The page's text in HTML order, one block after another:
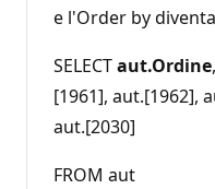
e l'Order by
SELECTaut.Ordine
[1961], aut.[1962],
aut.[2030]
FROM aut